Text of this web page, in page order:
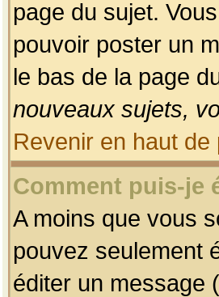
page du sujet.
pouvoir poster un
le bas de la page
nouveaux sujets,
Revenir en haut de
Comment puis-je
A moins que vous
pouvez seulement
éditer un message